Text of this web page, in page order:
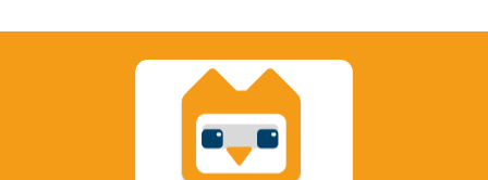
Search